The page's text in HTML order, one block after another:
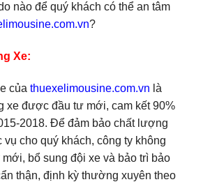
nào để quý khách có thể an tâm
?
Xe:
của thuexelimousine.com.vn là
xe được đầu tư mới, cam kết 90%
2018. Để đảm bảo chất lượng
vụ cho quý khách, công ty không
bổ sung đội xe và bảo trì bảo
thận, định kỳ thường xuyên theo